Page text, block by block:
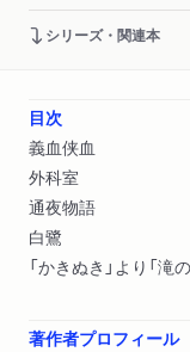
シリーズ・関連本
目次
義血侠血
外科室
通夜物語
白鷺
「かきぬき」より「滝
著作者プロフィール